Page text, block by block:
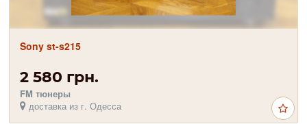
Sony st-s215
2 580 грн.
FM тюнеры
доставка из г. Одесса